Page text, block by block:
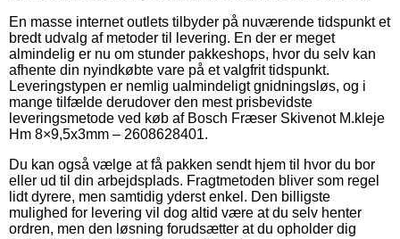
En masse internet outlets tilbyder på nuværende tidspunkt et
bredt udvalg af metoder til levering. En der er meget
almindelig er nu om stunder pakkeshops, hvor du selv kan
afhente din nyindkøbte vare på et valgfrit tidspunkt.
Leveringstypen er nemlig ualmindeligt gnidningsløs, og i
mange tilfælde derudover den mest prisbevidste
leveringsmetode ved køb af Bosch Fræser Skivenot M.kleje
Hm 8×9,5x3mm – 2608628401.
Du kan også vælge at få pakken sendt hjem til hvor du bor
eller ud til din arbejdsplads. Fragtmetoden bliver som regel
lidt dyrere, men samtidig yderst enkel. Den billigste
mulighed for levering vil dog altid være at du selv henter
ordren, men den løsning forudsætter at du opholder dig